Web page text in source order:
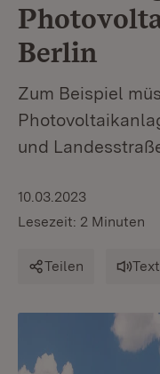
Berlin
Zum Beispiel
und
10.03.2023
Lesezeit: 2 Minuten
Teilen